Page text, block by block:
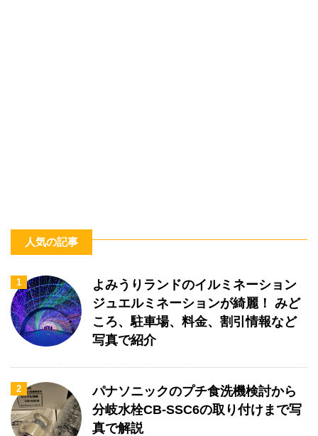
人気の記事
1
よみうりランドのイルミネーション
ジュエルミネーションが綺麗！ みど
ころ、駐車場、料金、割引情報など
写真で紹介
2
パナソニックのプチ食洗機検討から
分岐水栓CB-SSC6の取り付けまで写
真で解説